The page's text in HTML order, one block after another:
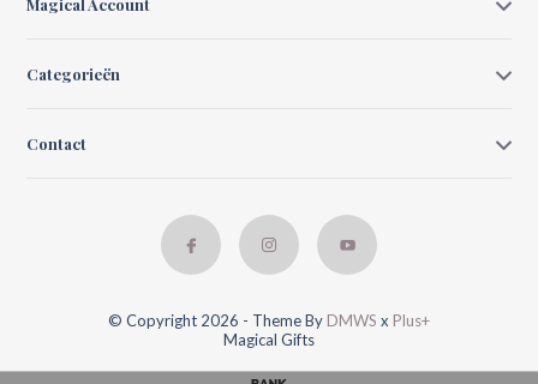
Magical Account
Categorieën
Contact
© Copyright 2026 - Theme By DMWS x Plus+
Magical Gifts